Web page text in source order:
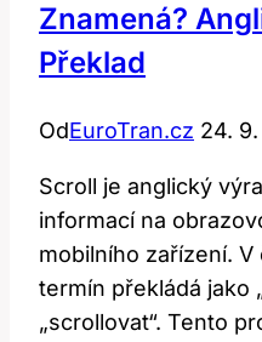
Znamená?
Překlad
OdEuroTran.cz 24.
Scroll je anglický
informací na
mobilního zařízení.
termín překládá jako
„scrollovat“. Tento